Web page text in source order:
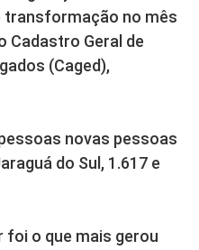
transformação no mês
Cadastro Geral de
(Caged),
novas pessoas
do Sul, 1.617 e
foi o que mais gerou